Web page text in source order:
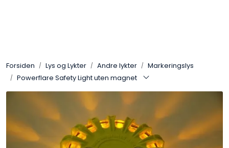
Forsiden Lys og Lykter Andre lykter
Markeringslys
Powerflare Safety Light uten magnet
Bekledning
Lys og Lykter
Feltutstyr